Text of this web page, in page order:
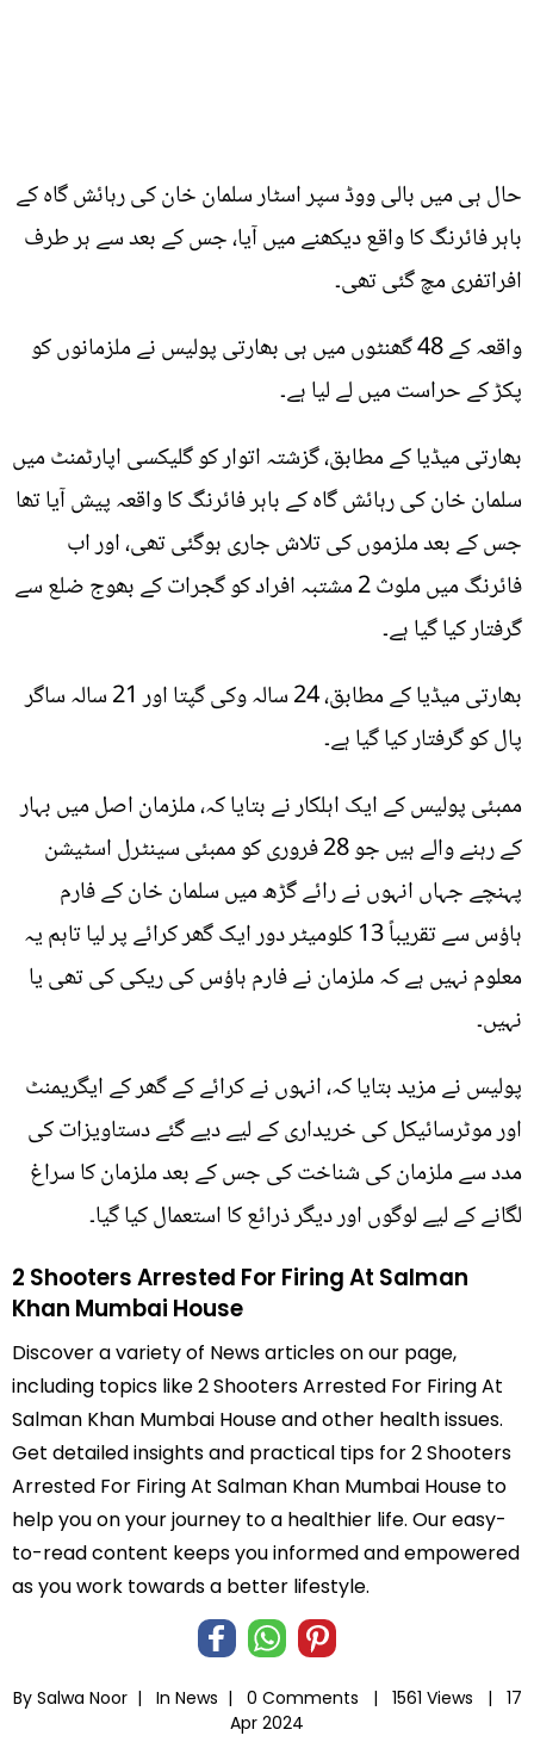
حال ہی میں بالی ووڈ سپر اسٹار سلمان خان کی رہائش گاہ کے
باہر فائرنگ کا واقع دیکھنے میں آیا، جس کے بعد سے ہر طرف
افراتفری مچ گئی تھی۔
واقعہ کے 48 گھنٹوں میں ہی بھارتی پولیس نے ملزمانوں کو
پکڑ کے حراست میں لے لیا ہے۔
بھارتی میڈیا کے مطابق، گزشتہ اتوار کو گلیکسی اپارٹمنٹ میں
سلمان خان کی رہائش گاہ کے باہر فائرنگ کا واقعہ پیش آیا تھا
جس کے بعد ملزموں کی تلاش جاری ہوگئی تھی، اور اب
فائرنگ میں ملوث 2 مشتبہ افراد کو گجرات کے بھوج ضلع سے
گرفتار کیا گیا ہے۔
بھارتی میڈیا کے مطابق، 24 سالہ وکی گپتا اور 21 سالہ ساگر
پال کو گرفتار کیا گیا ہے۔
ممبئی پولیس کے ایک اہلکار نے بتایا کہ، ملزمان اصل میں بہار
کے رہنے والے ہیں جو 28 فروری کو ممبئی سینٹرل اسٹیشن
پہنچے جہاں انہوں نے رائے گڑھ میں سلمان خان کے فارم
ہاؤس سے تقریباً 13 کلومیٹر دور ایک گھر کرائے پر لیا تاہم یہ
معلوم نہیں ہے کہ ملزمان نے فارم ہاؤس کی ریکی کی تھی یا
نہیں۔
پولیس نے مزید بتایا کہ، انہوں نے کرائے کے گھر کے ایگریمنٹ
اور موٹرسائیکل کی خریداری کے لیے دیے گئے دستاویزات کی
مدد سے ملزمان کی شناخت کی جس کے بعد ملزمان کا سراغ
لگانے کے لیے لوگوں اور دیگر ذرائع کا استعمال کیا گیا۔
2 Shooters Arrested For Firing At Salman
Khan Mumbai House
Discover a variety of News articles on our page,
including topics like 2 Shooters Arrested For Firing At
Salman Khan Mumbai House and other health issues.
Get detailed insights and practical tips for 2 Shooters
Arrested For Firing At Salman Khan Mumbai House to
help you on your journey to a healthier life. Our easy-
to-read content keeps you informed and empowered
as you work towards a better lifestyle.
By Salwa Noor | In News | 0 Comments | 1561 Views |
17
Apr 2024